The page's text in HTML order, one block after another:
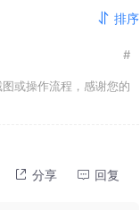
排序
#
或操作流程，感谢您的
分享 回复